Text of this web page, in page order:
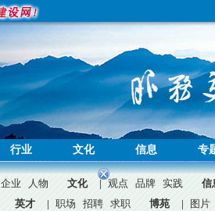
行业 文化 信息 专
企业 人物 文化 | 观点 品牌 实践
信
英才 | 职场 招聘 求职 博苑 | 图片